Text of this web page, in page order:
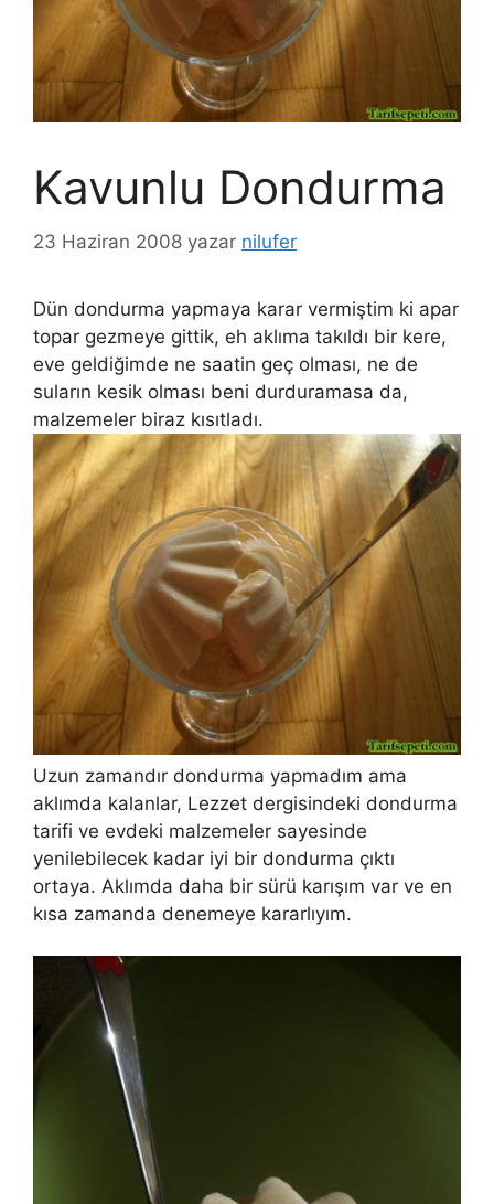
Kavunlu Dondurma
23 Haziran 2008 yazar nilufer
Dün dondurma yapmaya karar vermiştim ki apar
topar gezmeye gittik, eh aklıma takıldı bir kere,
eve geldiğimde ne saatin geç olması, ne de
suların kesik olması beni durduramasa da,
malzemeler biraz kısıtladı.
Uzun zamandır dondurma yapmadım ama
aklımda kalanlar, Lezzet dergisindeki dondurma
tarifi ve evdeki malzemeler sayesinde
yenilebilecek kadar iyi bir dondurma çıktı
ortaya. Aklımda daha bir sürü karışım var ve en
kısa zamanda denemeye kararlıyım.